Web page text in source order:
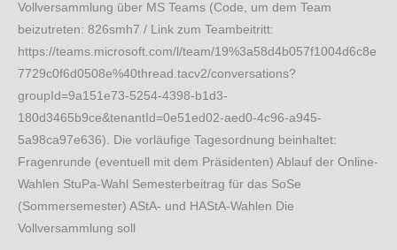
Vollversammlung über MS Teams (Code, um dem Team
beizutreten: 826smh7 / Link zum Teambeitritt:
https://teams.microsoft.com/l/team/19%3a58d4b057f1004d6c8e
7729c0f6d0508e%40thread.tacv2/conversations?
groupId=9a151e73-5254-4398-b1d3-
180d3465b9ce&tenantId=0e51ed02-aed0-4c96-a945-
5a98ca97e636). Die vorläufige Tagesordnung beinhaltet:
Fragenrunde (eventuell mit dem Präsidenten) Ablauf der Online-
Wahlen StuPa-Wahl Semesterbeitrag für das SoSe
(Sommersemester) AStA- und HAStA-Wahlen Die
Vollversammlung soll